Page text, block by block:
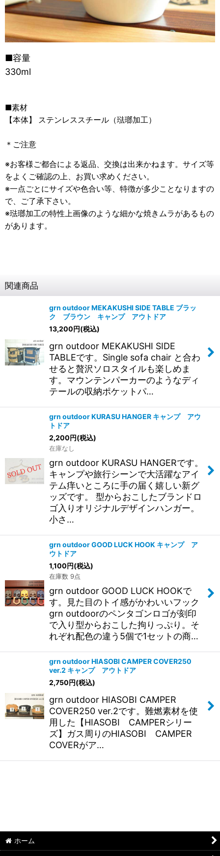
■容量
330ml
■素材
【本体】 ステンレススチール（琺瑯加工）
＊ご注意
※お客様ご都合による返品、交換は出来かねます。サイズ等
をよくご確認の上、お買い求めください。
※一点ごとにサイズや色合い等、特徴が多少ことなりますの
で、ご了承下さい。
※琺瑯加工の特性上画像のような細かな焼きムラがあるもの
があります。
関連商品
grn outdoor MEKAKUSHI SIDE TABLE ブラッ
ク ブラウン キャンプ アウトドア
13,200円(税込)
grn outdoor MEKAKUSHI SIDE
TABLEです。Single sofa chair と合わ
せると贅沢ソロスタイルも楽しめま
す。マウンテンパーカーのようなディ
テールの収納ポケットパ…
grn outdoor KURASU HANGER キャンプ アウ
トドア
2,200円(税込)
在庫なし
grn outdoor KURASU HANGERです。
キャンプや旅行シーンで大活躍なアイ
テム痒いところに手の届く嬉しい新グ
ッズです。 型からおこしたブランドロ
ゴ入りオリジナルデザインハンガー。
小さ…
grn outdoor GOOD LUCK HOOK キャンプ ア
ウトドア
1,100円(税込)
在庫数 9点
grn outdoor GOOD LUCK HOOKで
す。見た目のトイ感がかわいいフック
grn outdoorのペンタゴンロゴが刻印
で入り型からおこした拘りっぷり。そ
れぞれ配色の違う5個で1セットの商…
grn outdoor HIASOBI CAMPER COVER250
ver.2 キャンプ アウトドア
2,750円(税込)
grn outdoor HIASOBI CAMPER
COVER250 ver.2です。難燃素材を使
用した【HIASOBI CAMPERシリー
ズ】ガス周りのHIASOBI CAMPER
COVERがア…
ホーム